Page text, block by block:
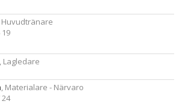
Huvudtränare
19
, Lagledare
, Materialare - Närvaro
24